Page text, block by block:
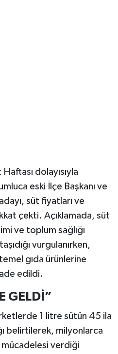
dolayısıyla
eski İlçe Başkanı ve
süt fiyatları ve
çekti. Açıklamada, süt
ve toplum sağlığı
vurgulanırken,
gıda ürünlerine
edildi.
GELDİ”
1 litre sütün 45 ila
belirtilerek, milyonlarca
verdiği